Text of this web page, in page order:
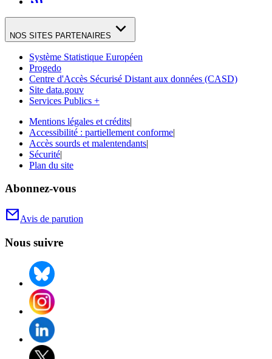
NOS SITES PARTENAIRES
Système Statistique Européen
Progedo
Centre d'Accès Sécurisé Distant aux données (CASD)
Site data.gouv
Services Publics +
Mentions légales et crédits|
Accessibilité : partiellement conforme|
Accès sourds et malentendants|
Sécurité|
Plan du site
Abonnez-vous
Avis de parution
Nous suivre